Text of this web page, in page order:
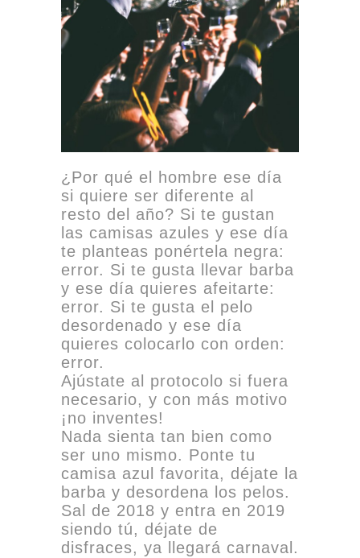
¿Por qué el hombre ese día
si quiere ser diferente al
resto del año? Si te gustan
las camisas azules y ese día
te planteas ponértela negra:
error. Si te gusta llevar barba
y ese día quieres afeitarte:
error. Si te gusta el pelo
desordenado y ese día
quieres colocarlo con orden:
error.
Ajústate al protocolo si fuera
necesario, y con más motivo
¡no inventes!
Nada sienta tan bien como
ser uno mismo. Ponte tu
camisa azul favorita, déjate la
barba y desordena los pelos.
Sal de 2018 y entra en 2019
siendo tú, déjate de
disfraces, ya llegará carnaval.